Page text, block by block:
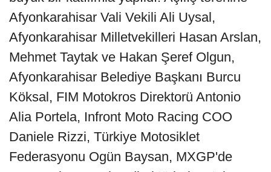
Afyonkarahisar Vali Vekili Ali Uysal,
Afyonkarahisar Milletvekilleri Hasan Arslan,
Mehmet Taytak ve Hakan Şeref Olgun,
Afyonkarahisar Belediye Başkanı Burcu
Köksal, FIM Motokros Direktorü Antonio
Alia Portela, Infront Moto Racing COO
Daniele Rizzi, Türkiye Motosiklet
Federasyonu Ogün Baysan, MXGP'de